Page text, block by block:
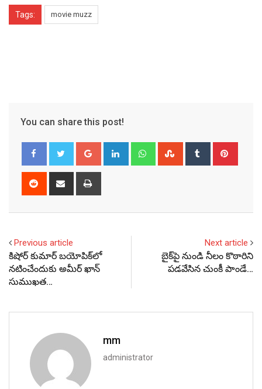
Tags: movie muzz
You can share this post!
Google+ LinkedIn WhatsappStumbleUpon
Tumblr
Reddit
Share
Previous article
కిషోర్ కుమార్ బయోపిక్‌లో
నటించేందుకు అమీర్ ఖాన్
సుముఖత…
Next article
బైక్‌పై నుండి నీలం కొఠారిని
పడవేసిన చుంకీ పాండే…
mm
administrator